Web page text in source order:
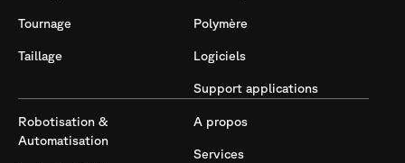
Tournage
Taillage
Polymère
Logiciels
Support applications
Robotisation &
Automatisation
A propos
Services